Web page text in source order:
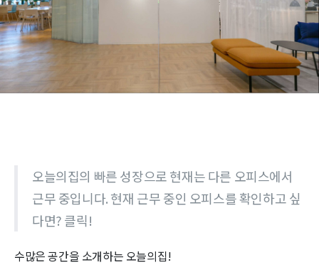
오늘의집의 빠른 성장으로 현재는 다른 오피스에서
근무 중입니다. 현재 근무 중인 오피스를 확인하고 싶
다면? 클릭!
수많은 공간을 소개하는 오늘의집!